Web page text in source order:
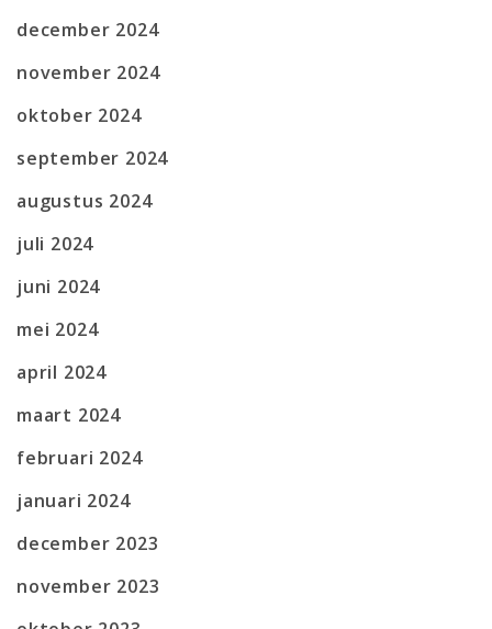
december 2024
november 2024
oktober 2024
september 2024
augustus 2024
juli 2024
juni 2024
mei 2024
april 2024
maart 2024
februari 2024
januari 2024
december 2023
november 2023